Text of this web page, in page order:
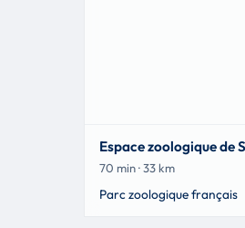
Espace zoologique
70 min · 33 km
Parc zoologique français